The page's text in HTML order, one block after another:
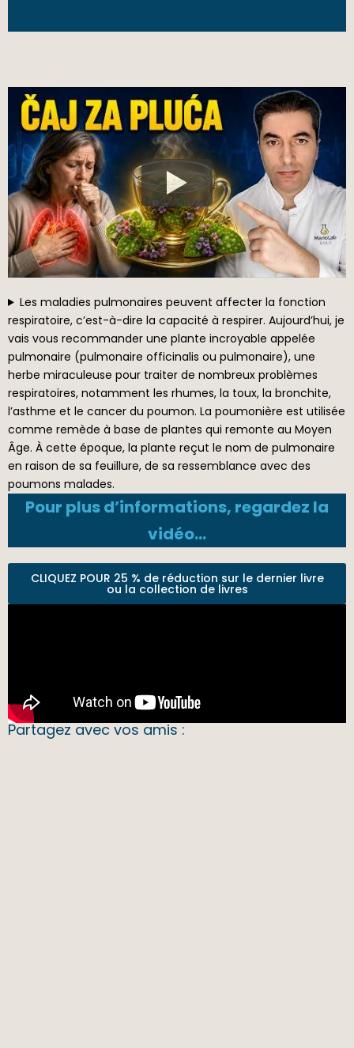
Les maladies pulmonaires peuvent affecter la fonction
respiratoire, c’est-à-dire la capacité à respirer. Aujourd’hui, je
vais vous recommander une plante incroyable appelée
pulmonaire (pulmonaire officinalis ou pulmonaire), une
herbe miraculeuse pour traiter de nombreux problèmes
respiratoires, notamment les rhumes, la toux, la bronchite,
l’asthme et le cancer du poumon. La poumonière est utilisée
comme remède à base de plantes qui remonte au Moyen
Âge. À cette époque, la plante reçut le nom de pulmonaire
en raison de sa feuillure, de sa ressemblance avec des
poumons malades.
Pour plus d’informations, regardez la
vidéo…
CLIQUEZ POUR 25 % de réduction sur le dernier livre
ou la collection de livres
Partagez avec vos amis :